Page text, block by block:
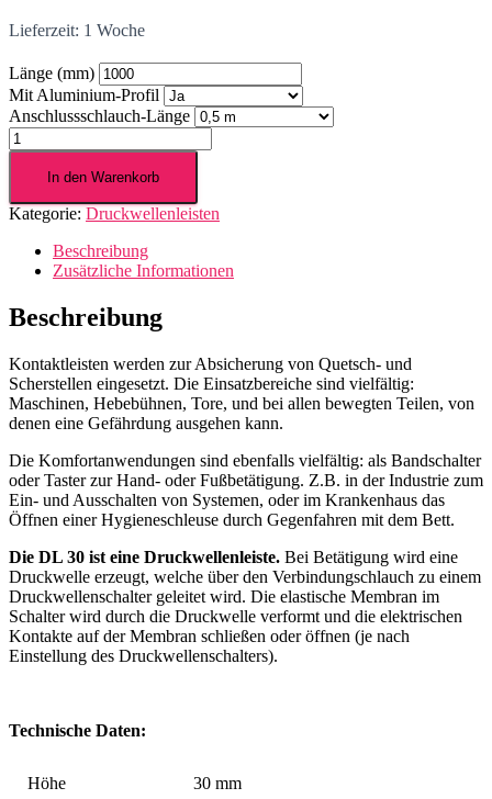
Lieferzeit: 1 Woche
Länge (mm)
Mit Aluminium-Profil
Anschlussschlauch-Länge
DL
30
Druckwellenleiste
In den Warenkorb
Kategorie: Druckwellenleisten
Beschreibung
Zusätzliche Informationen
Beschreibung
Kontaktleisten werden zur Absicherung von Quetsch- und
Scherstellen eingesetzt. Die Einsatzbereiche sind vielfältig:
Maschinen, Hebebühnen, Tore, und bei allen bewegten Teilen, von
denen eine Gefährdung ausgehen kann.
Die Komfortanwendungen sind ebenfalls vielfältig: als Bandschalter
oder Taster zur Hand- oder Fußbetätigung. Z.B. in der Industrie zum
Ein- und Ausschalten von Systemen, oder im Krankenhaus das
Öffnen einer Hygieneschleuse durch Gegenfahren mit dem Bett.
Die DL 30 ist eine Druckwellenleiste. Bei Betätigung wird eine
Druckwelle erzeugt, welche über den Verbindungschlauch zu einem
Druckwellenschalter geleitet wird. Die elastische Membran im
Schalter wird durch die Druckwelle verformt und die elektrischen
Kontakte auf der Membran schließen oder öffnen (je nach
Einstellung des Druckwellenschalters).
Technische Daten:
Höhe 30 mm